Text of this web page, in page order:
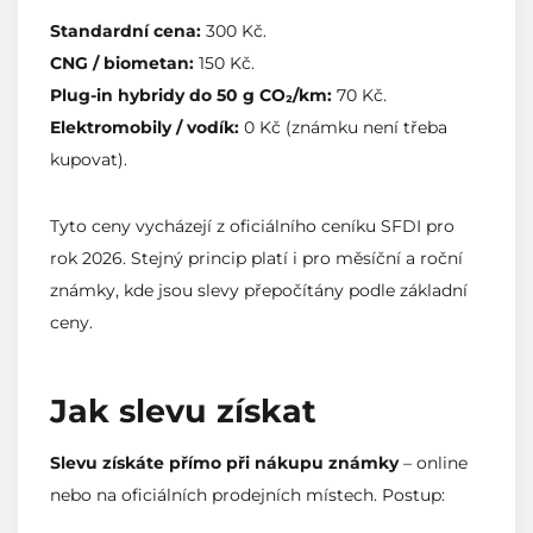
Standardní cena: 300 Kč.
CNG / biometan: 150 Kč.
Plug-in hybridy do 50 g CO₂/km: 70 Kč.
Elektromobily / vodík: 0 Kč (známku není třeba
kupovat).
Tyto ceny vycházejí z oficiálního ceníku SFDI pro
rok 2026. Stejný princip platí i pro měsíční a roční
známky, kde jsou slevy přepočítány podle základní
ceny.
Jak slevu získat
Slevu získáte přímo při nákupu známky– online
nebo na oficiálních prodejních místech. Postup: